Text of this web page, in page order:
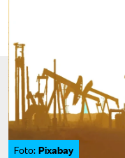
Foto: Pixabay